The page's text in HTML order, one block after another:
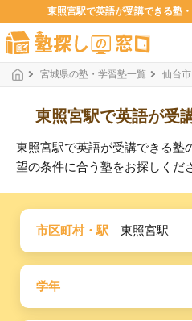
東照宮駅で英語が受講できる塾
宮城県の塾・学習塾一覧 仙台
東照宮駅で英語が受
東照宮駅で英語が受講できる塾
望の条件に合う塾をお探しくだ
市区町村・駅 東照宮駅
学年